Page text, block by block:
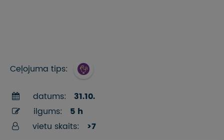
Ceļojuma tips:
datums:
31.10.
ilgums:
5 h
vietu skaits:
>7